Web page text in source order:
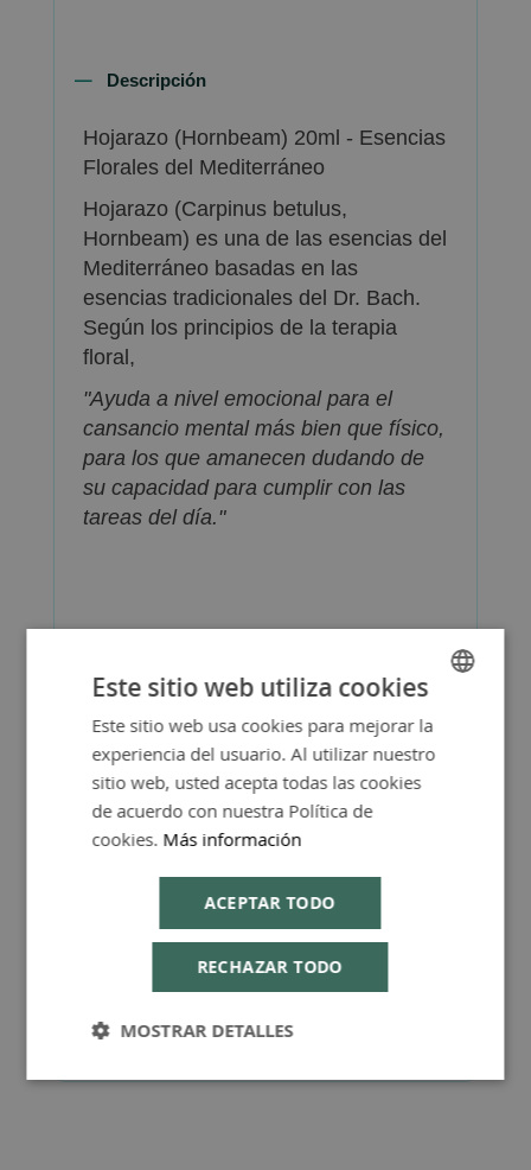
Descripción
Hojarazo (Hornbeam) 20ml - Esencias
Florales del Mediterráneo
Hojarazo (Carpinus betulus,
Hornbeam) es una de las esencias del
Mediterráneo basadas en las
esencias tradicionales del Dr. Bach.
Según los principios de la terapia
floral,
"Ayuda a nivel emocional para el
cansancio mental más bien que físico,
para los que amanecen dudando de
su capacidad para cumplir con las
tareas del día."
FAQ - Preguntas y Respuestas
Consejos de Compra Producto
SPANISH
ENGLISH
Este sitio web utiliza cookies
Este sitio web usa cookies para mejorar la
experiencia del usuario. Al utilizar nuestro
sitio web, usted acepta todas las cookies
de acuerdo con nuestra Política de
cookies. Más información
ACEPTAR TODO
RECHAZAR TODO
MOSTRAR DETALLES